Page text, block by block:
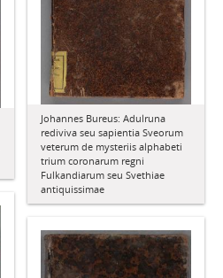
Johannes Bureus: Adulruna
rediviva seu sapientia Sveorum
veterum de mysteriis alphabeti
trium coronarum regni
Fulkandiarum seu Svethiae
antiquissimae